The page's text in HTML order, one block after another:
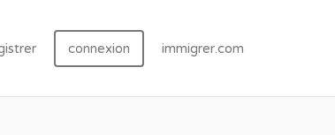
connexion immigrer.com